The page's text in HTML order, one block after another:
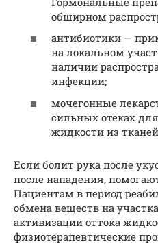
обширном
антибиотики —
на локальном
наличии
инфекции;
мочегонные
сильных отеках
жидкости из
Если болит рука после
после нападения,
Пациентам в период
обмена веществ на
активизации оттока
физиотерапевтические